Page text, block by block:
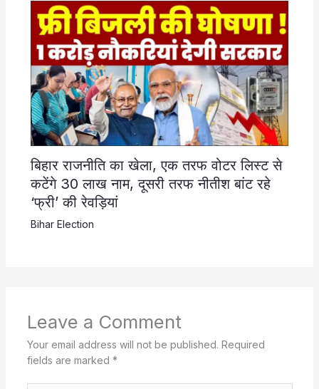
बिहार राजनीति का खेला, एक तरफ वोटर लिस्ट से
कटेंगे 30 लाख नाम, दूसरी तरफ नीतीश बांट रहे
‘फ्री’ की रेवड़ियां
Bihar Election
Leave a Comment
Your email address will not be published. Required
fields are marked *